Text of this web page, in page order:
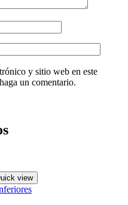
y sitio web en este
un comentario.
view